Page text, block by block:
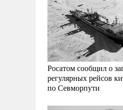
Росатом сообщил о
регулярных рейсов
по Севморпути